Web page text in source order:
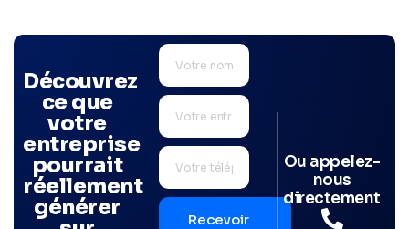
Découvrez
ce que
votre
entreprise
pourrait
réellement
générer
Recevoir
Ou appelez-
nous
directement